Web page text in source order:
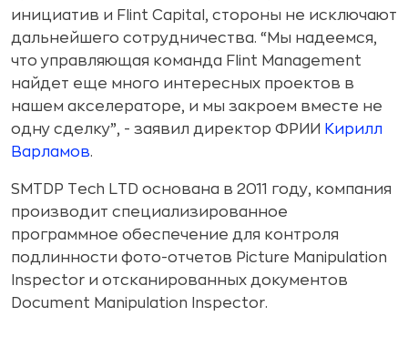
инициатив и Flint Capital, стороны не исключают
дальнейшего сотрудничества. “Мы надеемся,
что управляющая команда Flint Management
найдет еще много интересных проектов в
нашем акселераторе, и мы закроем вместе не
одну сделку”, - заявил директор ФРИИ Кирилл
Варламов.
SMTDP Tech LTD основана в 2011 году, компания
производит специализированное
программное обеспечение для контроля
подлинности фото-отчетов Picture Manipulation
Inspector и отсканированных документов
Document Manipulation Inspector.